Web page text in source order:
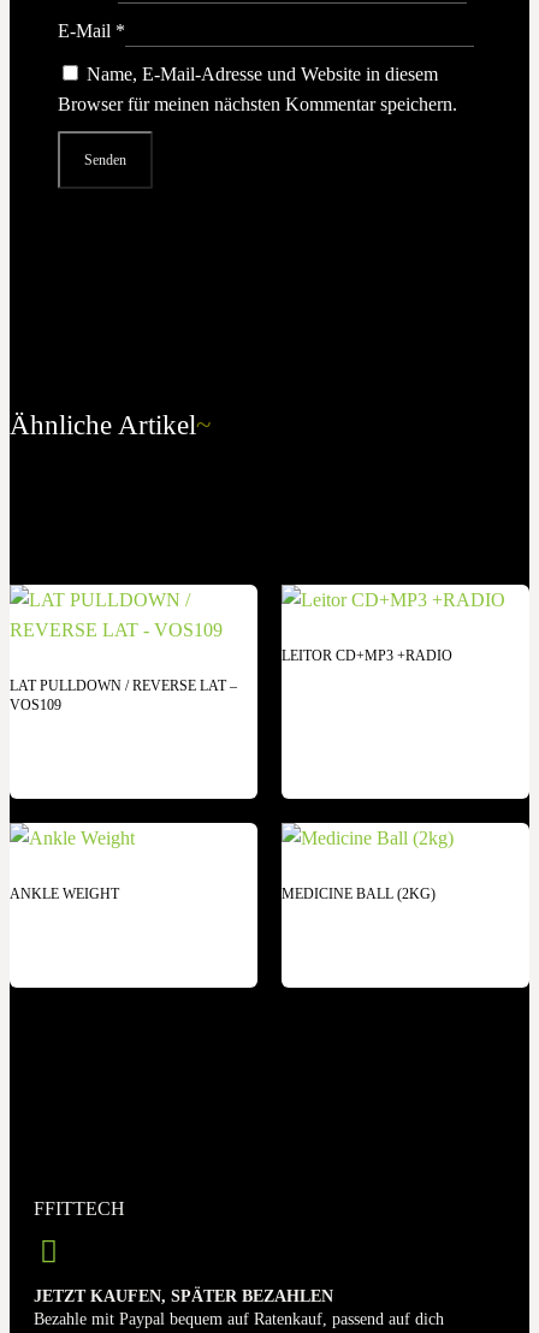
E-Mail *
Name, E-Mail-Adresse und Website in diesem
Browser für meinen nächsten Kommentar speichern.
Ähnliche Artikel~
LAT PULLDOWN / REVERSE LAT –
VOS109
LEITOR CD+MP3 +RADIO
ANKLE WEIGHT MEDICINE BALL (2KG)
FFITTECH
JETZT KAUFEN, SPÄTER BEZAHLEN
Bezahle mit Paypal bequem auf Ratenkauf, passend auf dich